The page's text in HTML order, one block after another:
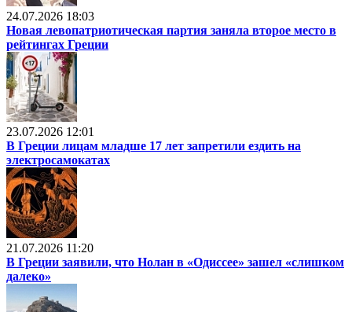
24.07.2026 18:03
Новая левопатриотическая партия заняла второе место в
рейтингах Греции
23.07.2026 12:01
В Греции лицам младше 17 лет запретили ездить на
электросамокатах
21.07.2026 11:20
В Греции заявили, что Нолан в «Одиссее» зашел «слишком
далеко»